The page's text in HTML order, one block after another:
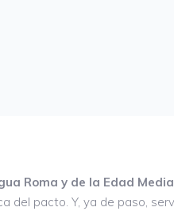
Roma y de la Edad Media
del pacto. Y, ya de paso,